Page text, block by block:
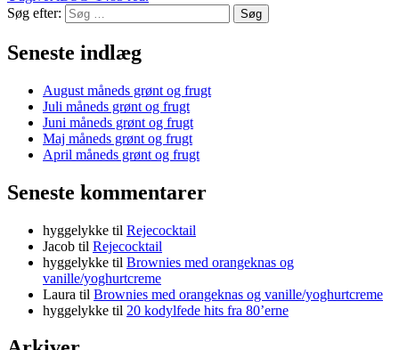
Søg efter:
Søg
Seneste indlæg
August måneds grønt og frugt
Juli måneds grønt og frugt
Juni måneds grønt og frugt
Maj måneds grønt og frugt
April måneds grønt og frugt
Seneste kommentarer
hyggelykke til Rejecocktail
Jacob til Rejecocktail
hyggelykke til Brownies med orangeknas og
vanille/yoghurtcreme
Laura til Brownies med orangeknas og vanille/yoghurtcreme
hyggelykke til 20 kodylfede hits fra 80’erne